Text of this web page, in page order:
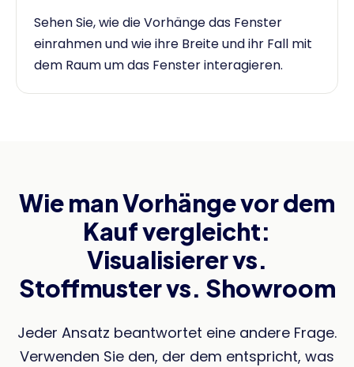
Sehen Sie, wie die Vorhänge das Fenster
einrahmen und wie ihre Breite und ihr Fall mit
dem Raum um das Fenster interagieren.
Wie man Vorhänge vor dem
Kauf vergleicht:
Visualisierer vs.
Stoffmuster vs. Showroom
Jeder Ansatz beantwortet eine andere Frage.
Verwenden Sie den, der dem entspricht, was